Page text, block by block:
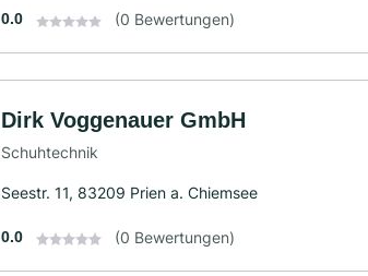
0.0 (0 Bewertungen)
Dirk Voggenauer GmbH
Schuhtechnik
Seestr. 11, 83209 Prien a. Chiemsee
0.0 (0 Bewertungen)